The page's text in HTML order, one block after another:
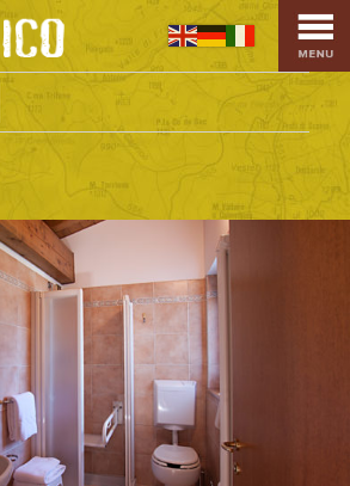
HOME
PRO LOCO
L’ALTOPIANO
PROMOZIONI
ASSOCIAZIONI
SPORT
OSPITALITÀ
SAPORI TIPICI
ARTE E CULTURA
COMMERCIO
DINTORNI